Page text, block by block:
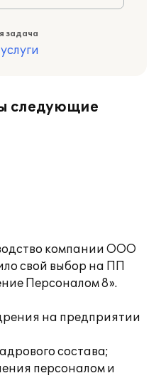
задача
следующие
компании ООО
свой выбор на ПП
Персоналом 8».
на предприятии
состава;
персоналом и